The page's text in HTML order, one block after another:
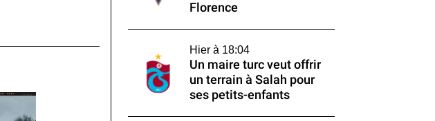
Florence
Hier à 18:04
Un maire turc veut offrir
un terrain à Salah pour
ses petits-enfants